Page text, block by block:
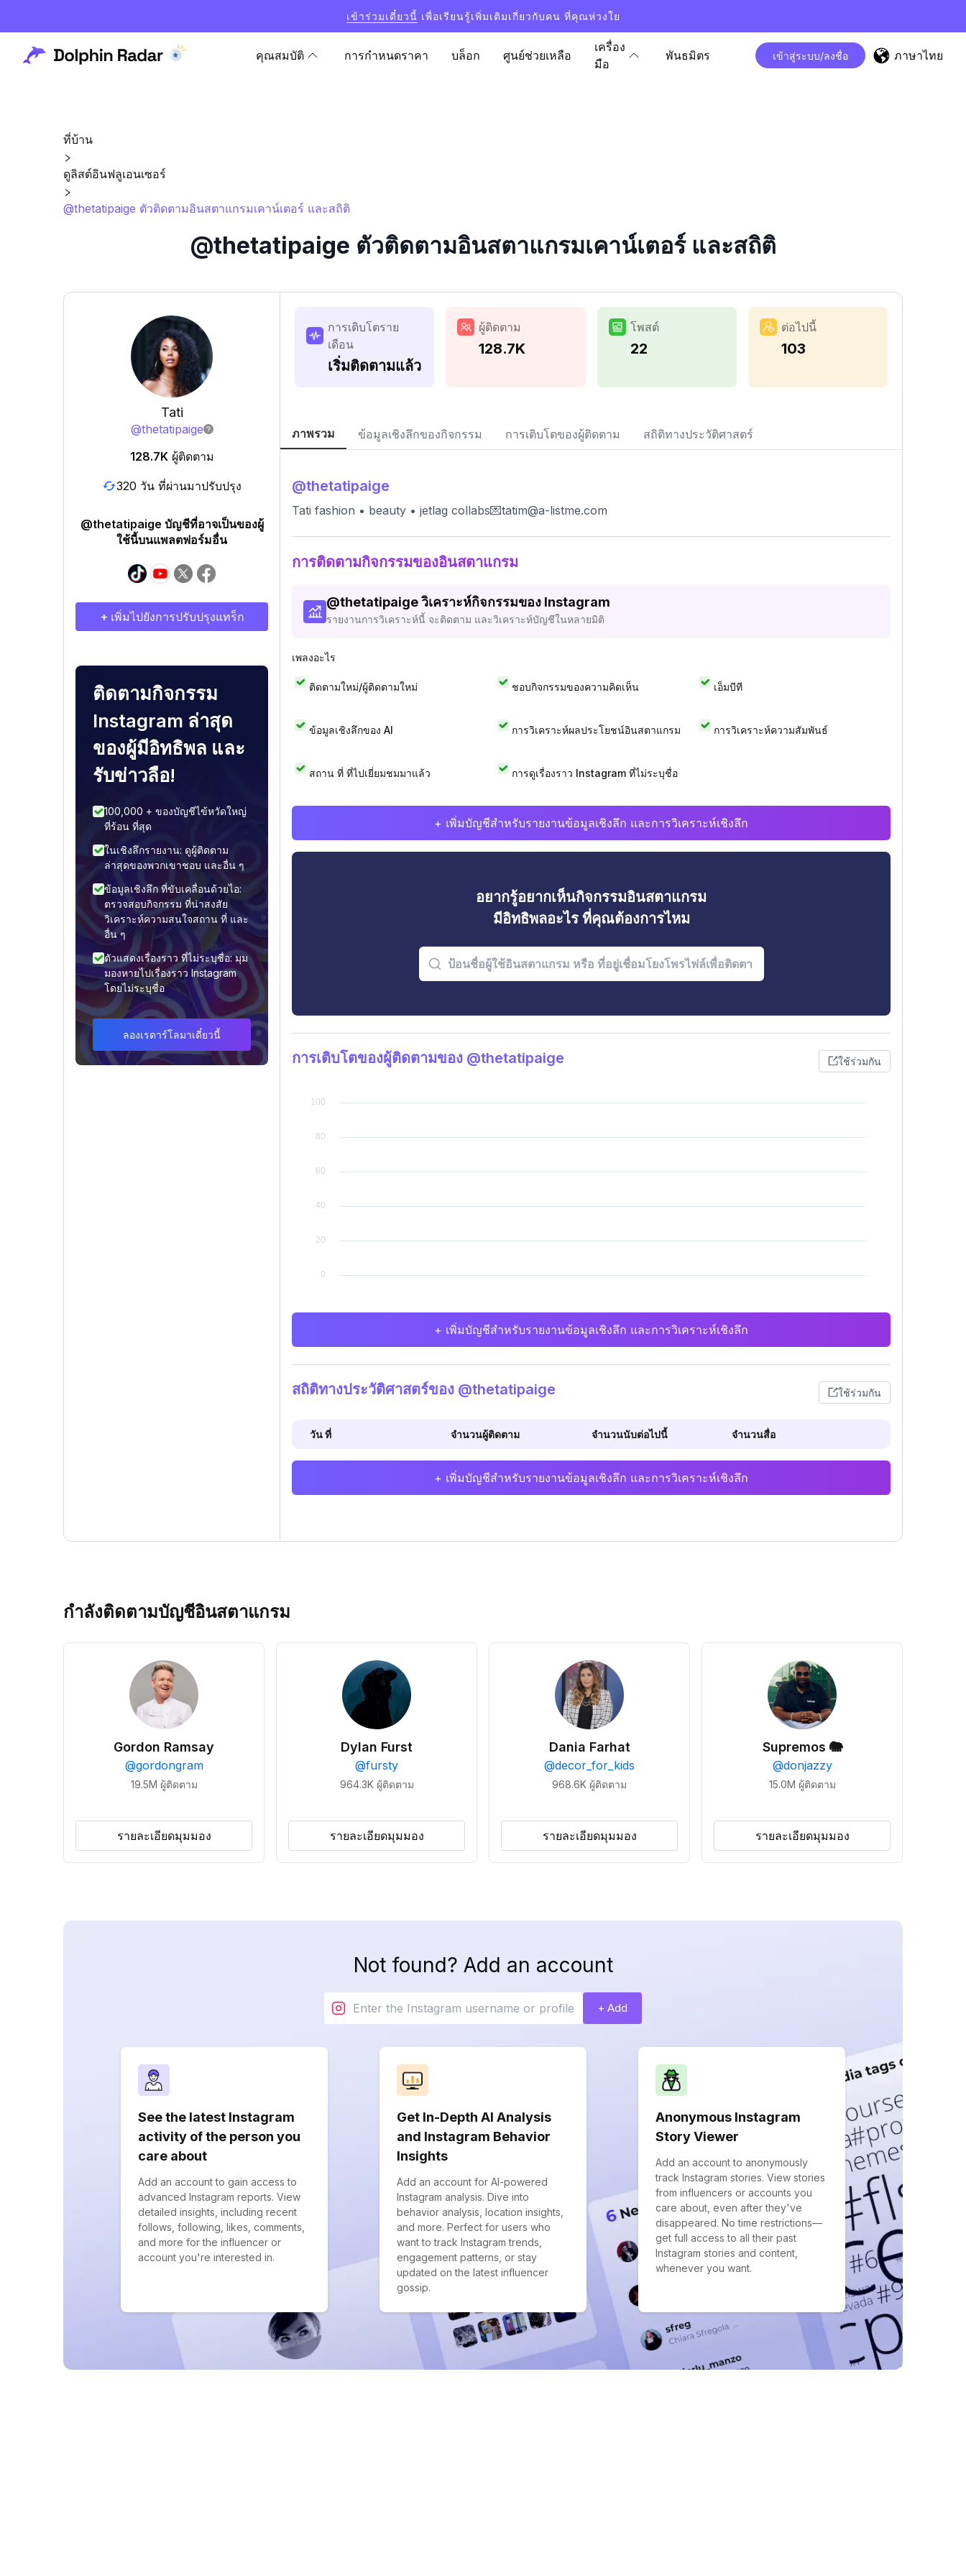
เข้าร่วมเดี๋ยวนี้ เพื่อเรียนรู้เพิ่มเติมเกี่ยวกับคน ที่คุณห่วงใย
คุณสมบัติ การกำหนดราคา บล็อก ศูนย์ช่วยเหลือ
เครื่อง
มือ
พันธมิตร เข้าสู่ระบบ/ลงชื่อ ภาษาไทย
ที่บ้าน
ดูลิสต์อินฟลูเอนเซอร์
@thetatipaige ตัวติดตามอินสตาแกรมเคาน์เตอร์ และสถิติ
@thetatipaige ตัวติดตามอินสตาแกรมเคาน์เตอร์ และสถิติ
Tati
@thetatipaige
128.7K ผู้ติดตาม
320 วัน ที่ผ่านมาปรับปรุง
@thetatipaige บัญชีที่อาจเป็นของผู้
ใช้นี้บนแพลตฟอร์มอื่น
+ เพิ่มไปยังการปรับปรุงแทร็ก
ติดตามกิจกรรม
Instagram ล่าสุด
ของผู้มีอิทธิพล และ
รับข่าวลือ!
100,000 + ของบัญชีไข้หวัดใหญ่
ที่ร้อน ที่สุด
ในเชิงลึกรายงาน: ดูผู้ติดตาม
ล่าสุดของพวกเขาชอบ และอื่น ๆ
ข้อมูลเชิงลึก ที่ขับเคลื่อนด้วยไอ:
ตรวจสอบกิจกรรม ที่น่าสงสัย
วิเคราะห์ความสนใจสถาน ที่ และ
อื่น ๆ
ตัวแสดงเรื่องราว ที่ไม่ระบุชื่อ: มุม
มองหายไปเรื่องราว Instagram
โดยไม่ระบุชื่อ
ลองเรดาร์โลมาเดี๋ยวนี้
การเติบโตราย
เดือน
เริ่มติดตามแล้ว
ผู้ติดตาม
128.7K
โพสต์
22
ต่อไปนี้
103
ภาพรวม ข้อมูลเชิงลึกของกิจกรรม การเติบโตของผู้ติดตาม สถิติทางประวัติศาสตร์
@thetatipaige
Tati fashion • beauty • jetlag collabs💌tatim@a-listme.com
การติดตามกิจกรรมของอินสตาแกรม
@thetatipaigeวิเคราะห์กิจกรรมของ Instagram
รายงานการวิเคราะห์นี้ จะติดตาม และวิเคราะห์บัญชีในหลายมิติ
เพลงอะไร
ติดตามใหม่/ผู้ติดตามใหม่ ชอบกิจกรรมของความคิดเห็น เอ็มบีที
ข้อมูลเชิงลึกของ AI การวิเคราะห์ผลประโยชน์อินสตาแกรม การวิเคราะห์ความสัมพันธ์
สถาน ที่ ที่ไปเยี่ยมชมมาแล้ว การดูเรื่องราว Instagram ที่ไม่ระบุชื่อ
+ เพิ่มบัญชีสำหรับรายงานข้อมูลเชิงลึก และการวิเคราะห์เชิงลึก
อยากรู้อยากเห็นกิจกรรมอินสตาแกรม
มีอิทธิพลอะไร ที่คุณต้องการไหม
การเติบโตของผู้ติดตามของ @thetatipaige ใช้ร่วมกัน
+ เพิ่มบัญชีสำหรับรายงานข้อมูลเชิงลึก และการวิเคราะห์เชิงลึก
สถิติทางประวัติศาสตร์ของ @thetatipaige ใช้ร่วมกัน
วัน ที่ จำนวนผู้ติดตาม จำนวนนับต่อไปนี้ จำนวนสื่อ
+ เพิ่มบัญชีสำหรับรายงานข้อมูลเชิงลึก และการวิเคราะห์เชิงลึก
กำลังติดตามบัญชีอินสตาแกรม
Gordon Ramsay
@gordongram
19.5M ผู้ติดตาม
รายละเอียดมุมมอง
Dylan Furst
@fursty
964.3K ผู้ติดตาม
รายละเอียดมุมมอง
Dania Farhat
@decor_for_kids
968.6K ผู้ติดตาม
รายละเอียดมุมมอง
Supremos 🐘
@donjazzy
15.0M ผู้ติดตาม
รายละเอียดมุมมอง
Not found? Add an account
+ Add
See the latest Instagram
activity of the person you
care about
Add an account to gain access to
advanced Instagram reports. View
detailed insights, including recent
follows, following, likes, comments,
and more for the influencer or
account you're interested in.
Get In-Depth AI Analysis
and Instagram Behavior
Insights
Add an account for AI-powered
Instagram analysis. Dive into
behavior analysis, location insights,
and more. Perfect for users who
want to track Instagram trends,
engagement patterns, or stay
updated on the latest influencer
gossip.
Anonymous Instagram
Story Viewer
Add an account to anonymously
track Instagram stories. View stories
from influencers or accounts you
care about, even after they've
disappeared. No time restrictions—
get full access to all their past
Instagram stories and content,
whenever you want.